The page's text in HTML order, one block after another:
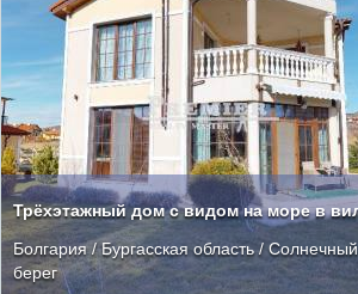
Болгария / Бургасская область / Солнечный
берег